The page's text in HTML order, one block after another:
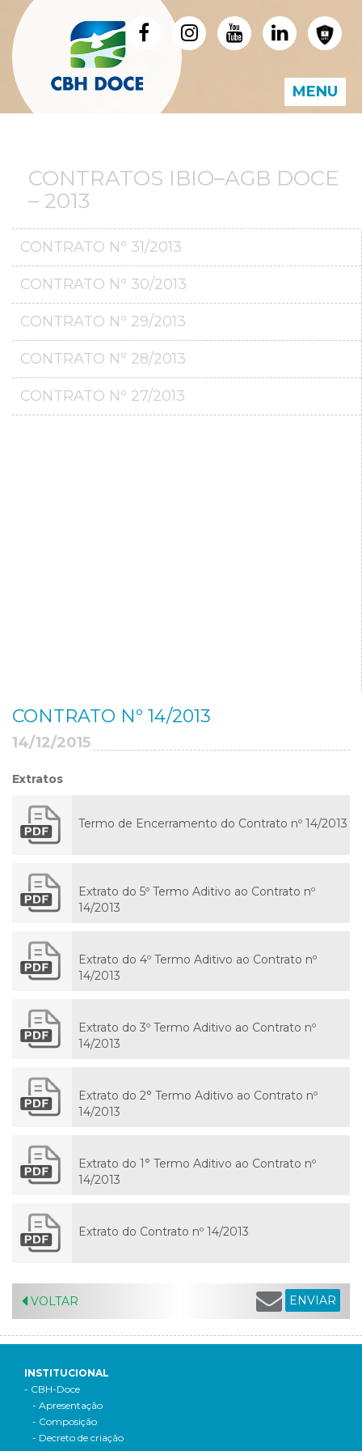
MENU
CONTRATOS IBIO–AGB DOCE
– 2013
CONTRATO Nº 31/2013
CONTRATO Nº 30/2013
CONTRATO Nº 29/2013
CONTRATO Nº 28/2013
CONTRATO Nº 27/2013
CONTRATO Nº 14/2013
14/12/2015
Extratos
Termo de Encerramento do Contrato nº 14/2013
Extrato do 5º Termo Aditivo ao Contrato nº
14/2013
Extrato do 4º Termo Aditivo ao Contrato nº
14/2013
Extrato do 3º Termo Aditivo ao Contrato nº
14/2013
Extrato do 2° Termo Aditivo ao Contrato nº
14/2013
Extrato do 1° Termo Aditivo ao Contrato nº
14/2013
Extrato do Contrato nº 14/2013
VOLTAR ENVIAR
INSTITUCIONAL
- CBH-Doce
- Apresentação
- Composição
- Decreto de criação